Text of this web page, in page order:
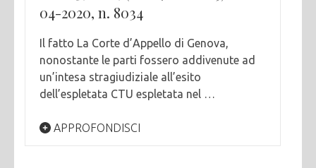
04-2020, n. 8034
Il fatto La Corte d’Appello di Genova,
nonostante le parti fossero addivenute ad
un’intesa stragiudiziale all’esito
dell’espletata CTU espletata nel …
APPROFONDISCI